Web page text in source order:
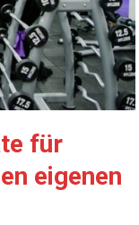
für
eigenen